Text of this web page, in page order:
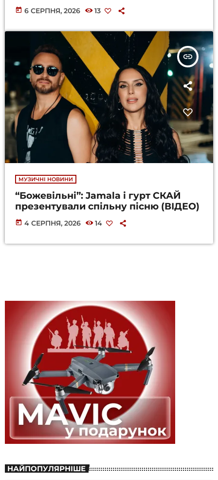
today 6 СЕРПНЯ, 2026 13
insert_link
МУЗИЧНІ НОВИНИ
“Божевільні”: Jamala і гурт СКАЙ
презентували спільну пісню (ВІДЕО)
today 4 СЕРПНЯ, 2026 14
НАЙПОПУЛЯРНІШЕ